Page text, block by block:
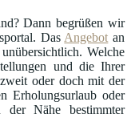
Dann begrüßen wir
Das Angebot an
Welche
und die Ihrer
oder doch mit der
Erholungsurlaub oder
der Nähe bestimmter